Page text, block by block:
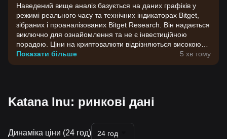
Наведений вище аналіз базується на даних графіків у
режимі реального часу та технічних індикаторах Bitget,
зібраних і проаналізованих Bitget Research. Він надається
виключно для ознайомлення та не є інвестиційною
порадою. Ціни на криптовалюти відрізняються високою
волатильністю. Приймайте інвестиційні рішення,
враховуючи власну готовність до ризику.
Показати більше 5 хв тому
Katana Inu: ринкові дані
Динаміка ціни (24 год) 24 год